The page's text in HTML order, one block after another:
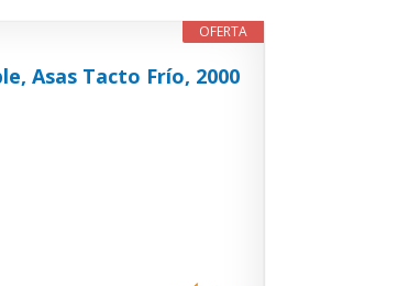
OFERTA
Asas Tacto Frío, 2000